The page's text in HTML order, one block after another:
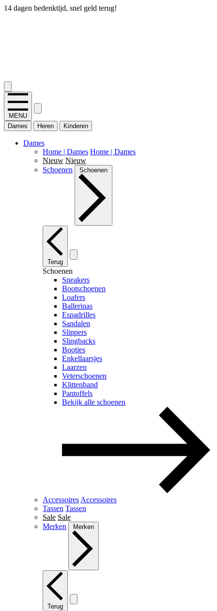
14 dagen bedenktijd, snel geld terug!
MENU
Dames
Heren Kinderen
Dames
Home | Dames Home | Dames
Nieuw Nieuw
Schoenen
Schoenen
Terug
Schoenen
Sneakers
Bootschoenen
Loafers
Ballerinas
Espadrilles
Sandalen
Slippers
Slingbacks
Booties
Enkellaarsjes
Laarzen
Veterschoenen
Klittenband
Pantoffels
Bekijk alle schoenen
Accessoires Accessoires
Tassen Tassen
Sale Sale
Merken
Merken
Terug